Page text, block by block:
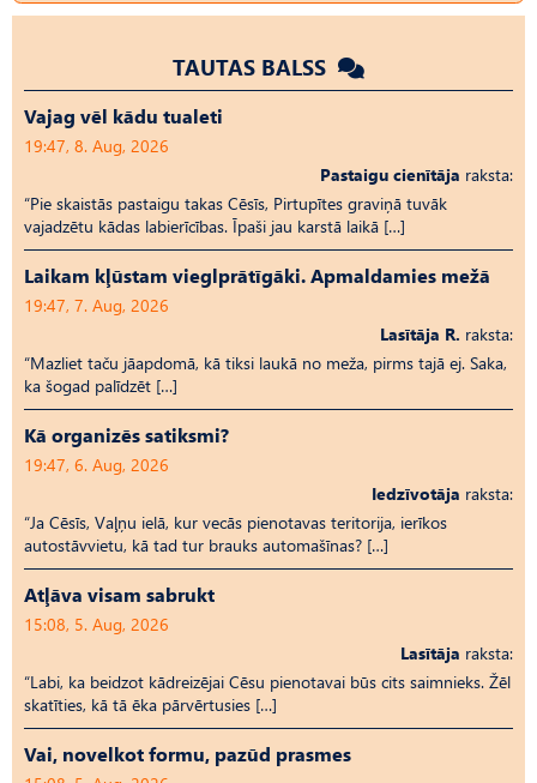
TAUTAS BALSS
Vajag vēl kādu tualeti
19:47, 8. Aug, 2026
Pastaigu cienītāja raksta:
“Pie skaistās pastaigu takas Cēsīs, Pirtupītes graviņā tuvāk
vajadzētu kādas labierīcības. Īpaši jau karstā laikā […]
Laikam kļūstam vieglprātīgāki. Apmaldamies mežā
19:47, 7. Aug, 2026
Lasītāja R. raksta:
“Mazliet taču jāapdomā, kā tiksi laukā no meža, pirms tajā ej. Saka,
ka šogad palīdzēt […]
Kā organizēs satiksmi?
19:47, 6. Aug, 2026
Iedzīvotāja raksta:
“Ja Cēsīs, Vaļņu ielā, kur vecās pienotavas teritorija, ierīkos
autostāvvietu, kā tad tur brauks automašīnas? […]
Atļāva visam sabrukt
15:08, 5. Aug, 2026
Lasītāja raksta:
“Labi, ka beidzot kādreizējai Cēsu pienotavai būs cits saimnieks. Žēl
skatīties, kā tā ēka pārvērtusies […]
Vai, novelkot formu, pazūd prasmes